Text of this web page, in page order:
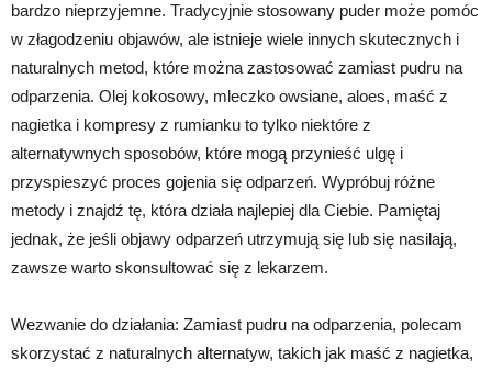
bardzo nieprzyjemne. Tradycyjnie stosowany puder może pomóc
w złagodzeniu objawów, ale istnieje wiele innych skutecznych i
naturalnych metod, które można zastosować zamiast pudru na
odparzenia. Olej kokosowy, mleczko owsiane, aloes, maść z
nagietka i kompresy z rumianku to tylko niektóre z
alternatywnych sposobów, które mogą przynieść ulgę i
przyspieszyć proces gojenia się odparzeń. Wypróbuj różne
metody i znajdź tę, która działa najlepiej dla Ciebie. Pamiętaj
jednak, że jeśli objawy odparzeń utrzymują się lub się nasilają,
zawsze warto skonsultować się z lekarzem.
Wezwanie do działania: Zamiast pudru na odparzenia, polecam
skorzystać z naturalnych alternatyw, takich jak maść z nagietka,